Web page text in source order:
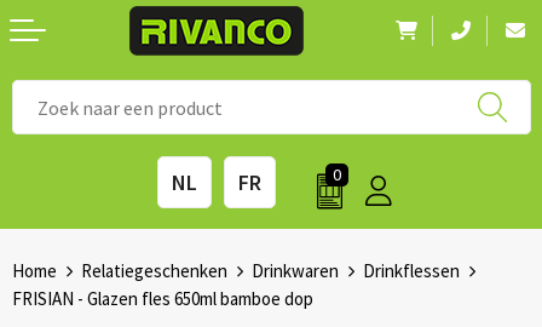
NL FR 0
Kantoorartikelen
◼ Eco-producten
◼ Survival gear
Home Relatiegeschenken Drinkwaren
Drinkflessen
FRISIAN - Glazen fles 650ml bamboe dop